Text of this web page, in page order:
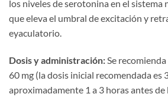
los niveles de serotonina en el sistema
que eleva el umbral de excitación y
eyaculatorio.
Dosis y administración: Se
60 mg (la dosis inicial recomendada es
aproximadamente 1 a 3 horas antes de